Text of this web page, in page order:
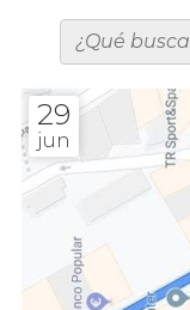
29
jun